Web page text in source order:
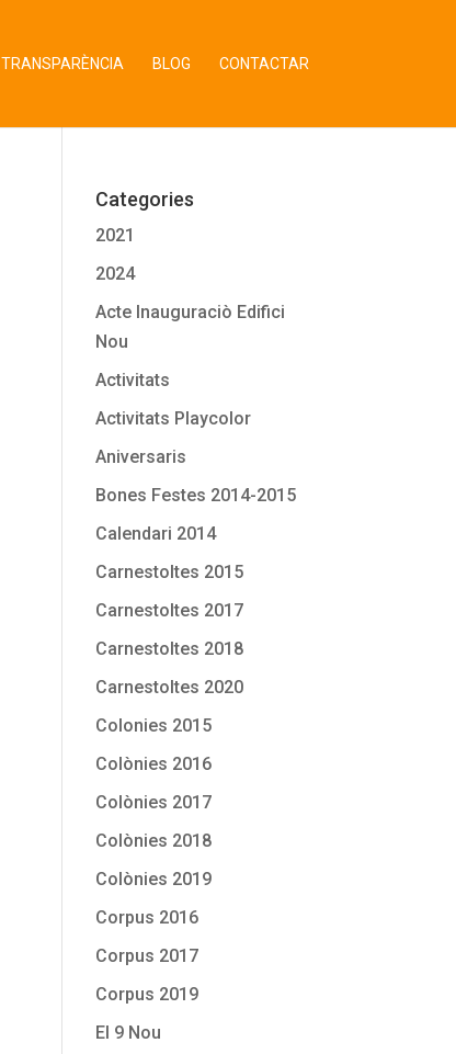
TRANSPARÈNCIA BLOG CONTACTAR
Categories
2021
2024
Acte Inauguraciò Edifici
Nou
Activitats
Activitats Playcolor
Aniversaris
Bones Festes 2014-2015
Calendari 2014
Carnestoltes 2015
Carnestoltes 2017
Carnestoltes 2018
Carnestoltes 2020
Colonies 2015
Colònies 2016
Colònies 2017
Colònies 2018
Colònies 2019
Corpus 2016
Corpus 2017
Corpus 2019
El 9 Nou